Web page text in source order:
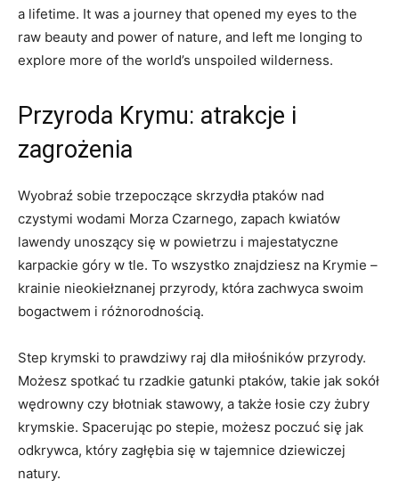
a lifetime. It was a journey that opened my eyes to the
raw beauty and power of nature, and left me longing to
explore more of the world’s unspoiled wilderness.
Przyroda Krymu: atrakcje i
zagrożenia
Wyobraź sobie trzepoczące skrzydła ptaków nad
czystymi wodami Morza Czarnego, zapach kwiatów
lawendy unoszący się w powietrzu i majestatyczne
karpackie góry w tle. To wszystko znajdziesz na Krymie –
krainie nieokiełznanej przyrody, która zachwyca swoim
bogactwem i różnorodnością.
Step krymski to prawdziwy raj dla miłośników przyrody.
Możesz spotkać tu rzadkie gatunki ptaków, takie jak sokół
wędrowny czy błotniak stawowy, a także łosie czy żubry
krymskie. Spacerując po stepie, możesz poczuć się jak
odkrywca, który zagłębia się w tajemnice dziewiczej
natury.